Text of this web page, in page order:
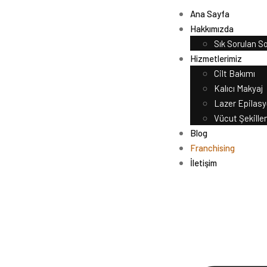
Ana Sayfa
Hakkımızda
Sık Sorulan
Hizmetlerimiz
Cilt Bakımı
Kalıcı Makyaj
Lazer
Vücut
Blog
Franchising
İletişim